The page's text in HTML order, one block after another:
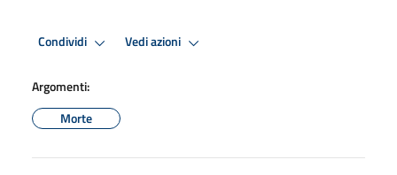
Condividi Vedi azioni
Argomenti:
Morte